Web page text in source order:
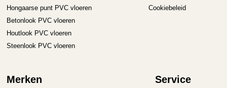
Hongaarse punt PVC vloeren
Betonlook PVC vloeren
Houtlook PVC vloeren
Steenlook PVC vloeren
Cookiebeleid
Merken Service